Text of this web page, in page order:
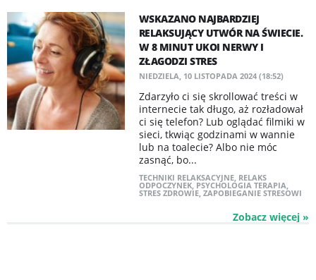
WSKAZANO NAJBARDZIEJ
RELAKSUJĄCY UTWÓR NA ŚWIECIE.
W 8 MINUT UKOI NERWY I
ZŁAGODZI STRES
NIEDZIELA, 10 LISTOPADA 2024 (18:52)
Zdarzyło ci się skrollować treści w
internecie tak długo, aż rozładował
ci się telefon? Lub oglądać filmiki w
sieci, tkwiąc godzinami w wannie
lub na toalecie? Albo nie móc
zasnąć, bo...
TECHNIKI RELAKSACYJNE, RELAKS
ODPOCZYNEK, PSYCHOLOGIA TERAPIA,
STRES ZDROWIE, ZAPOBIEGANIE STRESOWI
Zobacz więcej »